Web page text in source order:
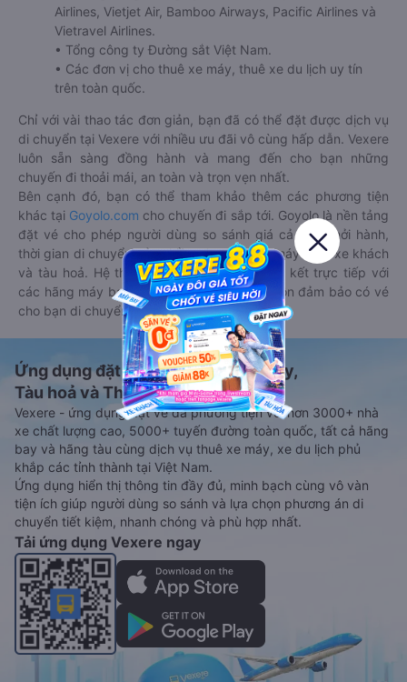
Airlines, Vietjet Air, Bamboo Airways, Pacific Airlines và
Vietravel Airlines.
• Tổng công ty Đường sắt Việt Nam.
• Các đơn vị cho thuê xe máy, thuê xe du lịch uy tín
trên toàn quốc.
Chỉ với vài thao tác đơn giản, bạn đã có thể đặt được dịch vụ
di chuyển tại Vexere với nhiều ưu đãi vô cùng hấp dẫn. Vexere
luôn sẵn sàng đồng hành và mang đến cho bạn những
chuyến đi thoải mái, an toàn và trọn vẹn nhất.
Bên cạnh đó, bạn có thể tham khảo thêm các phương tiện
khác tại Goyolo.com cho chuyến đi sắp tới. Goyolo là nền tảng
đặt vé cho phép người dùng so sánh giá cả, giờ khởi hành,
thời gian di chuyển của nhiều phương tiện máy bay, xe khách
và tàu hoả. Hệ thống của Goyolo được liên kết trực tiếp với
các hãng máy bay, xe khách và tàu hoả, luôn đảm bảo có vé
cho bạn di chuyển.
Ứng dụng đặt vé Xe khách, Máy bay,
Tàu hoả và Thuê xe
Vexere - ứng dụng đặt vé đa phương tiện với hơn 3000+ nhà
xe chất lượng cao, 5000+ tuyến đường toàn quốc, tất cả hãng
bay và hãng tàu cùng dịch vụ thuê xe máy, xe du lịch phủ
khắp các tỉnh thành tại Việt Nam.
Ứng dụng hiển thị thông tin đầy đủ, minh bạch cùng vô vàn
tiện ích giúp người dùng so sánh và lựa chọn phương án di
chuyển tiết kiệm, nhanh chóng và phù hợp nhất.
Tải ứng dụng Vexere ngay